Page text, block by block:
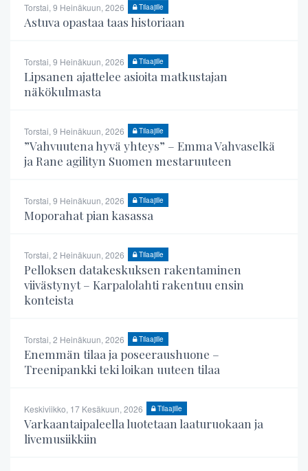
Torstai, 9 Heinäkuun, 2026 Tilaajille
Astuva opastaa taas historiaan
Torstai, 9 Heinäkuun, 2026 Tilaajille
Lipsanen ajattelee asioita matkustajan
näkökulmasta
Torstai, 9 Heinäkuun, 2026 Tilaajille
”Vahvuutena hyvä yhteys” – Emma Vahvaselkä
ja Rane agilityn Suomen mestaruuteen
Torstai, 9 Heinäkuun, 2026 Tilaajille
Moporahat pian kasassa
Torstai, 2 Heinäkuun, 2026 Tilaajille
Pelloksen datakeskuksen rakentaminen
viivästynyt – Karpalolahti rakentuu ensin
konteista
Torstai, 2 Heinäkuun, 2026 Tilaajille
Enemmän tilaa ja poseeraushuone –
Treenipankki teki loikan uuteen tilaa
Keskiviikko, 17 Kesäkuun, 2026 Tilaajille
Varkaantaipaleella luotetaan laaturuokaan ja
livemusiikkiin